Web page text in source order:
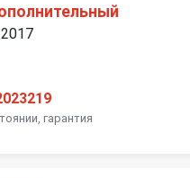
гарантия